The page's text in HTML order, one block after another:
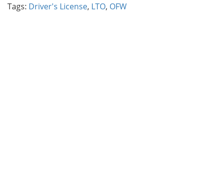
Tags: Driver's License, LTO, OFW